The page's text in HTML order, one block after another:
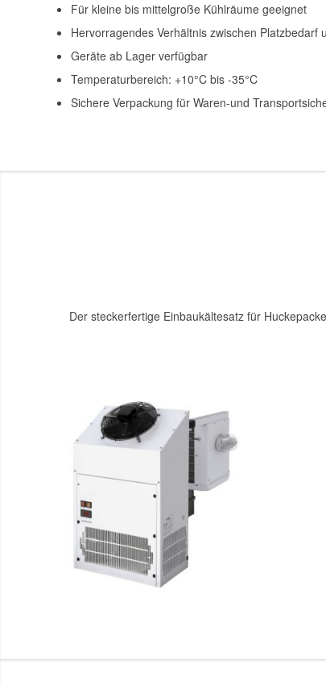
Für kleine bis mittelgroße Kühlräume geeignet
Hervorragendes Verhältnis zwischen Platzbedarf
Geräte ab Lager verfügbar
Temperaturbereich: +10°C bis -35°C
Sichere Verpackung für Waren-und
Der steckerfertige Einbaukältesatz für